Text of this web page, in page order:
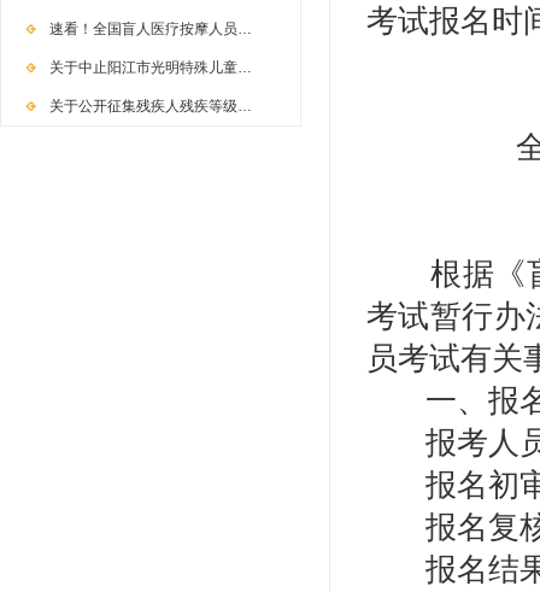
考试报名时
根据《
考试暂行办
员考试有关
一、报
报考人
报名初
报名复
报名结
速看！全国盲人医疗按摩人员…
关于中止阳江市光明特殊儿童…
关于公开征集残疾人残疾等级…